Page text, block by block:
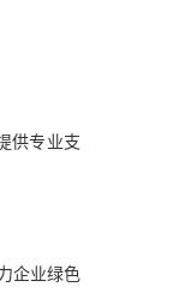
供专业支
企业绿色